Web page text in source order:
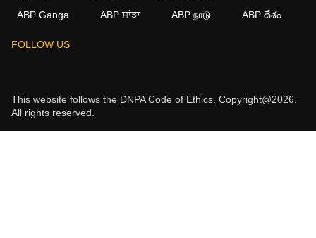
ABP Ganga
ABP ਸਾਂਝਾ ABP நாடு ABP దేశం
FOLLOW US
This website follows the DNPA Code of Ethics. Copyright@2026.
All rights reserved.